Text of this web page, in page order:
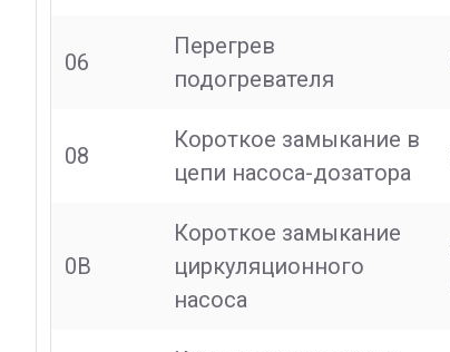
06
Перегрев
подогревателя
08
Короткое замыкание в
цепи насоса-дозатора
0B
Короткое замыкание
циркуляционного
насоса